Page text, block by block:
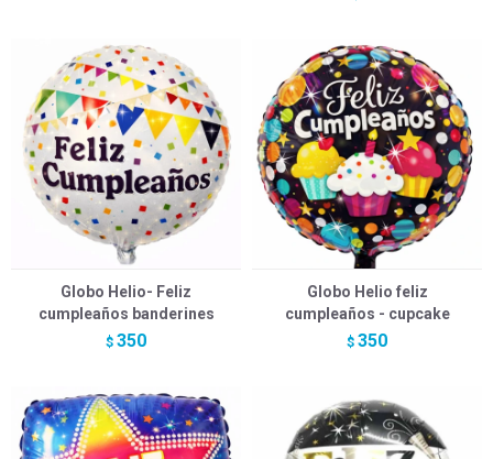
Globo Helio- Feliz
cumpleaños banderines
$ 350
Globo Helio feliz
cumpleaños - cupcake
$ 350